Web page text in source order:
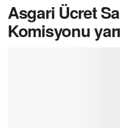
Asgari Ücret
Komisyonu